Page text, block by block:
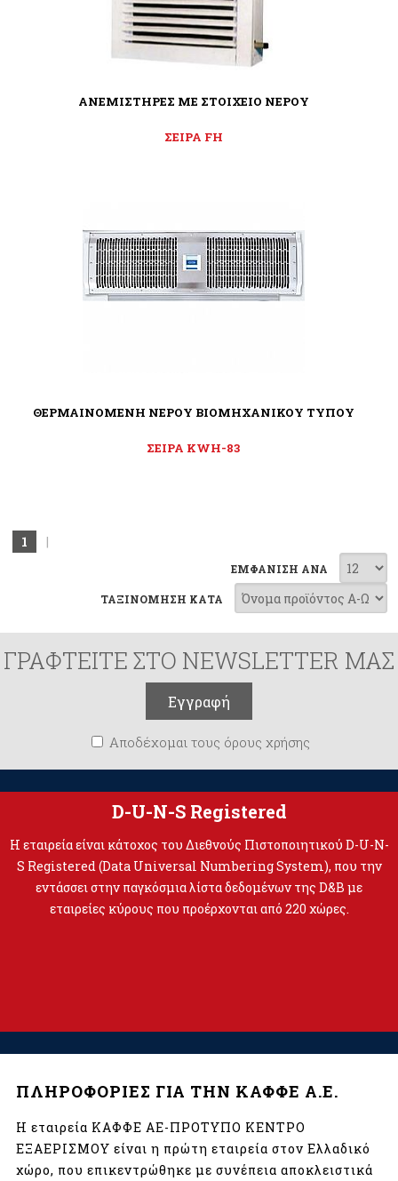
ΑΝΕΜΙΣΤΗΡΕΣ ΜΕ ΣΤΟΙΧΕΙΟ ΝΕΡΟΥ
ΣΕΙΡΑ FH
ΘΕΡΜΑΙΝΟΜΕΝΗ ΝΕΡΟΥ ΒΙΟΜΗΧΑΝΙΚΟΥ ΤΥΠΟΥ
ΣΕΙΡΑ KWH-83
1 |
ΕΜΦΑΝΙΣΗ ΑΝΑ
ΤΑΞΙΝΟΜΗΣΗ ΚΑΤΑ
ΓΡΑΦΤΕΙΤΕ ΣΤΟ NEWSLETTER ΜΑΣ
Αποδέχομαι τους όρους χρήσης
D-U-N-S Registered
Η εταιρεία είναι κάτοχος του Διεθνούς Πιστοποιητικού D-U-N-
S Registered (Data Universal Numbering System), που την
εντάσσει στην παγκόσμια λίστα δεδομένων της D&B με
εταιρείες κύρους που προέρχονται από 220 χώρες.
ΠΛΗΡΟΦΟΡΙΕΣ ΓΙΑ ΤΗΝ ΚΑΦΦΕ Α.Ε.
Η εταιρεία ΚΑΦΦΕ ΑΕ-ΠΡΟΤΥΠΟ ΚΕΝΤΡΟ
ΕΞΑΕΡΙΣΜΟΥ είναι η πρώτη εταιρεία στον Ελλαδικό
χώρο, που επικεντρώθηκε με συνέπεια αποκλειστικά